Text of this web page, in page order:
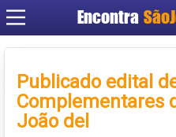
Encontra
Publicado edital
Complementares
João del